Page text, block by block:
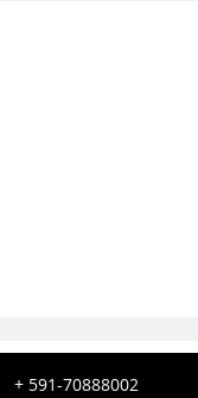
+ 591-70888002